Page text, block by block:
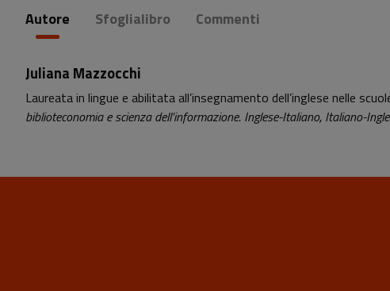
Autore Sfoglialibro Commenti
Juliana Mazzocchi
Laureata in lingue e abilitata all’insegnamento dell’inglese nelle
biblioteconomia e scienza dell’informazione. Inglese-Italiano, Italiano-